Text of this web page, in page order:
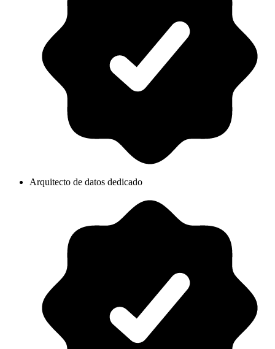
Arquitecto de datos dedicado